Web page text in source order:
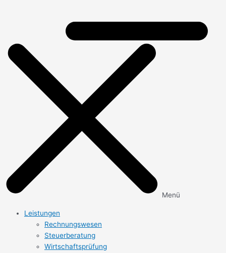
Menü
Leistungen
Rechnungs­wesen
Steuerberatung
Wirtschafts­prüfung